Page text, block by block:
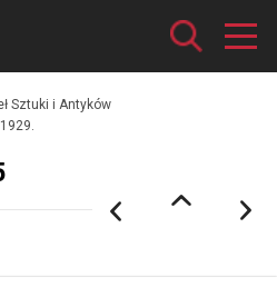
Sztuki i Antyków